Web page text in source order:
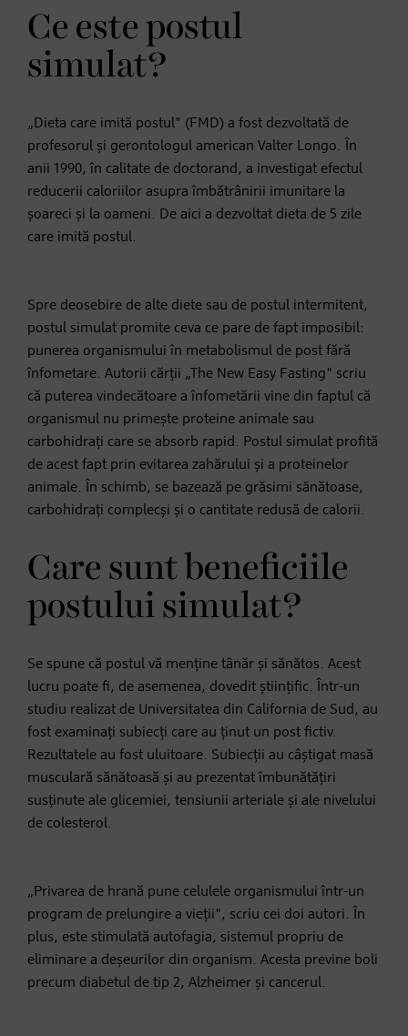
Ce este postul
simulat?
„Dieta care imită postul" (FMD) a fost dezvoltată de
profesorul și gerontologul american Valter Longo. În
anii 1990, în calitate de doctorand, a investigat efectul
reducerii caloriilor asupra îmbătrânirii imunitare la
șoareci și la oameni. De aici a dezvoltat dieta de 5 zile
care imită postul.
Spre deosebire de alte diete sau de postul intermitent,
postul simulat promite ceva ce pare de fapt imposibil:
punerea organismului în metabolismul de post fără
înfometare. Autorii cărții „The New Easy Fasting" scriu
că puterea vindecătoare a înfometării vine din faptul că
organismul nu primește proteine animale sau
carbohidrați care se absorb rapid. Postul simulat profită
de acest fapt prin evitarea zahărului și a proteinelor
animale. În schimb, se bazează pe grăsimi sănătoase,
carbohidrați complecși și o cantitate redusă de calorii.
Care sunt beneficiile
postului simulat?
Se spune că postul vă menține tânăr și sănătos. Acest
lucru poate fi, de asemenea, dovedit științific. Într-un
studiu realizat de Universitatea din California de Sud, au
fost examinați subiecți care au ținut un post fictiv.
Rezultatele au fost uluitoare. Subiecții au câștigat masă
musculară sănătoasă și au prezentat îmbunătățiri
susținute ale glicemiei, tensiunii arteriale și ale nivelului
de colesterol.
„Privarea de hrană pune celulele organismului într-un
program de prelungire a vieții", scriu cei doi autori. În
plus, este stimulată autofagia, sistemul propriu de
eliminare a deșeurilor din organism. Acesta previne boli
precum diabetul de tip 2, Alzheimer și cancerul.